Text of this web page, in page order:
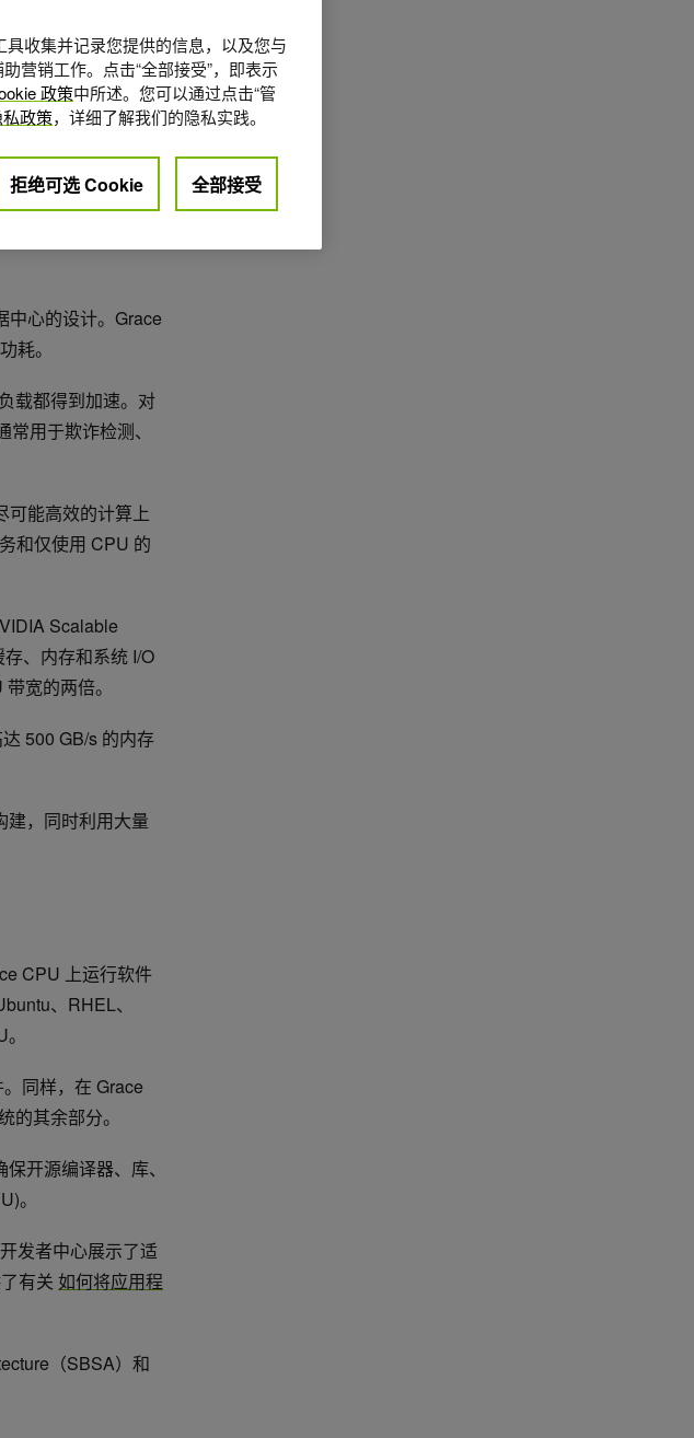
中心的设计。Grace
耗。
载都得到加速。对
用于欺诈检测、
可能高效的计算上
和仅使用 CPU 的
Scalable
、内存和系统 I/O
宽的两倍。
500 GB/s 的内存
建，同时利用大量
CPU 上运行软件
、RHEL、
同样，在 Grace
其余部分。
开源编译器、库、
。
发者中心展示了适
有关 如何将应用程
（SBSA）和
收集并记录您提供的信息，以及您与
营销工作。点击“全部接受”，即表示
政策中所述。您可以通过点击“管
私政策，详细了解我们的隐私实践。
拒绝可选 Cookie 全部接受